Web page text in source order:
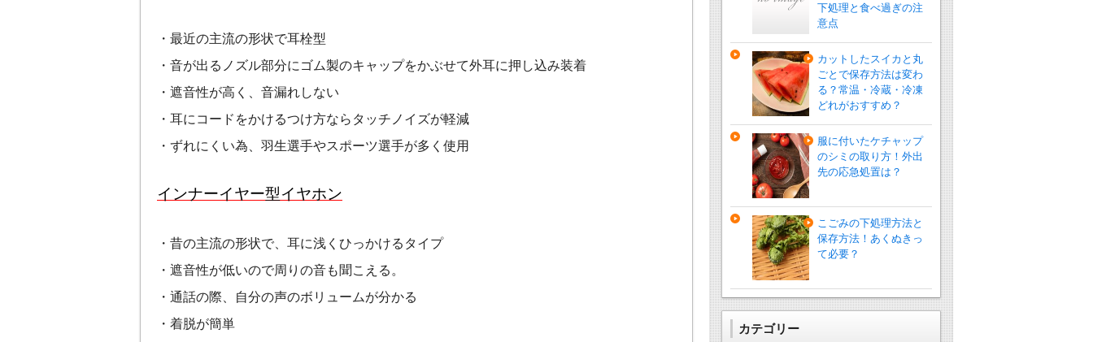
・最近の主流の形状で耳栓型
・音が出るノズル部分にゴム製のキャップをかぶせて外耳に押し込み装着
・遮音性が高く、音漏れしない
・耳にコードをかけるつけ方ならタッチノイズが軽減
・ずれにくい為、羽生選手やスポーツ選手が多く使用
インナーイヤー型イヤホン
・昔の主流の形状で、耳に浅くひっかけるタイプ
・遮音性が低いので周りの音も聞こえる。
・通話の際、自分の声のボリュームが分かる
・着脱が簡単
下処理と食べ過ぎの注
意点
カットしたスイカと丸
ごとで保存方法は変わ
る？常温・冷蔵・冷凍
どれがおすすめ？
服に付いたケチャップ
のシミの取り方！外出
先の応急処置は？
こごみの下処理方法と
保存方法！あくぬきっ
て必要？
カテゴリー